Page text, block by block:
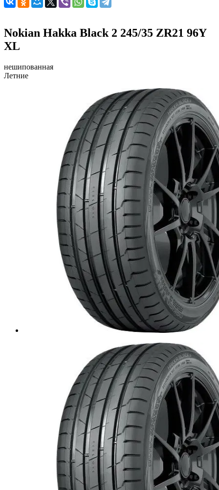
Nokian Hakka Black 2 245/35 ZR21 96Y
XL
нешипованная
Летние